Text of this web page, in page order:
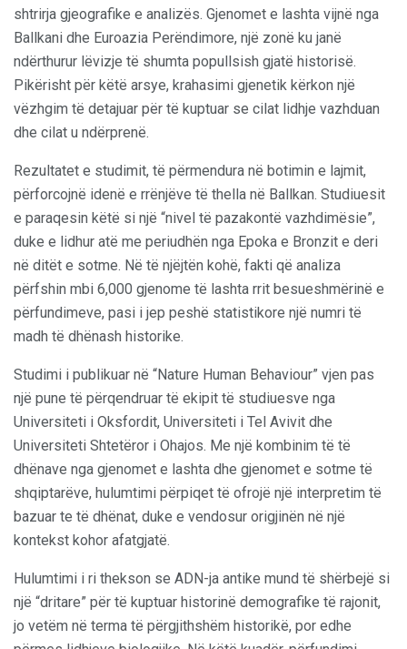
shtrirja gjeografike e analizës. Gjenomet e lashta vijnë nga
Ballkani dhe Euroazia Perëndimore, një zonë ku janë
ndërthurur lëvizje të shumta popullsish gjatë historisë.
Pikërisht për këtë arsye, krahasimi gjenetik kërkon një
vëzhgim të detajuar për të kuptuar se cilat lidhje vazhduan
dhe cilat u ndërprenë.
Rezultatet e studimit, të përmendura në botimin e lajmit,
përforcojnë idenë e rrënjëve të thella në Ballkan. Studiuesit
e paraqesin këtë si një “nivel të pazakontë vazhdimësie”,
duke e lidhur atë me periudhën nga Epoka e Bronzit e deri
në ditët e sotme. Në të njëjtën kohë, fakti që analiza
përfshin mbi 6,000 gjenome të lashta rrit besueshmërinë e
përfundimeve, pasi i jep peshë statistikore një numri të
madh të dhënash historike.
Studimi i publikuar në “Nature Human Behaviour” vjen pas
një pune të përqendruar të ekipit të studiuesve nga
Universiteti i Oksfordit, Universiteti i Tel Avivit dhe
Universiteti Shtetëror i Ohajos. Me një kombinim të të
dhënave nga gjenomet e lashta dhe gjenomet e sotme të
shqiptarëve, hulumtimi përpiqet të ofrojë një interpretim të
bazuar te të dhënat, duke e vendosur origjinën në një
kontekst kohor afatgjatë.
Hulumtimi i ri thekson se ADN-ja antike mund të shërbejë si
një “dritare” për të kuptuar historinë demografike të rajonit,
jo vetëm në terma të përgjithshëm historikë, por edhe